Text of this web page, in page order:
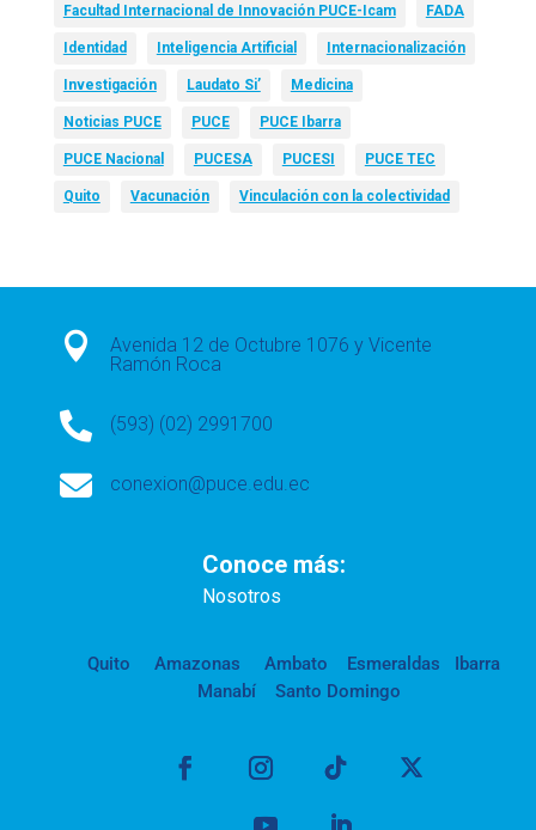
Facultad Internacional de Innovación PUCE-Icam FADA
Identidad Inteligencia Artificial Internacionalización
Investigación Laudato Si’ Medicina
Noticias PUCE PUCE PUCE Ibarra
PUCE Nacional PUCESA PUCESI PUCE TEC
Quito Vacunación Vinculación con la colectividad

Avenida 12 de Octubre 1076 y Vicente
Ramón Roca
 (593) (02) 2991700
 conexion@puce.edu.ec
Conoce más:
Nosotros
Quito Amazonas Ambato Esmeraldas
Ibarra
Manabí
Santo Domingo